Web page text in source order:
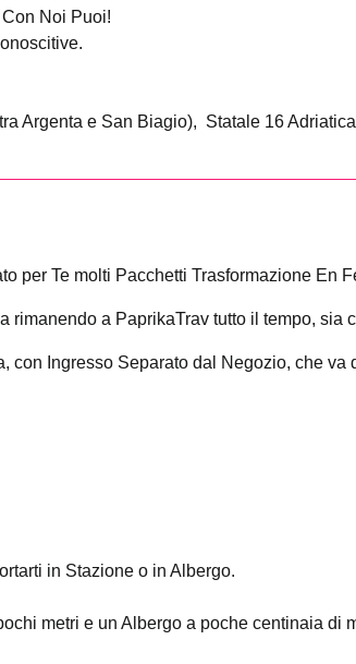
Noi Puoi!
Argenta e San Biagio), Statale 16
per Te molti Pacchetti Trasformazione En
a PaprikaTrav tutto il tempo, sia
con Ingresso Separato dal Negozio, che
in Stazione o in Albergo.
metri e un Albergo a poche centinaia di